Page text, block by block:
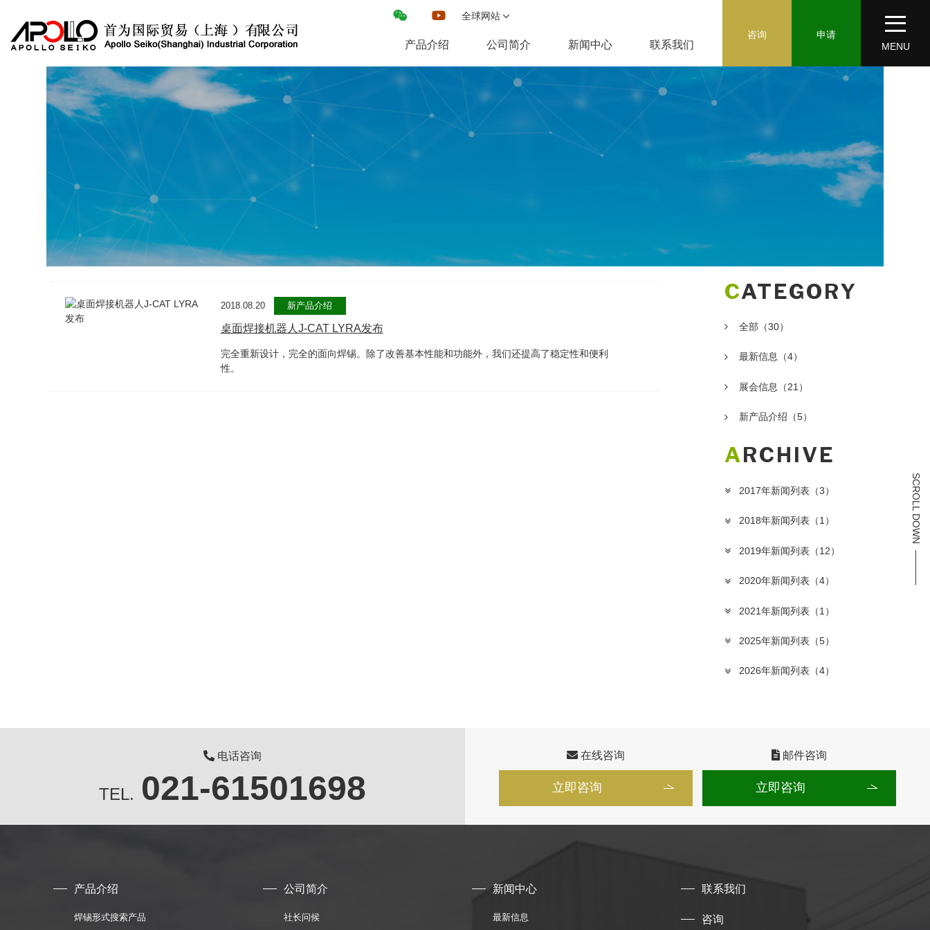
全球网站
产品介绍 公司简介 新闻中心 联系我们
咨询
申请
MENU
2018.08.20 新产品介绍
桌面焊接机器人J-CAT LYRA发布
完全重新设计，完全的面向焊锡。除了改善基本性能和功能外，我们还提高了稳定性和便利
性。
CATEGORY
全部 （30）
最新信息 （4）
展会信息 （21）
新产品介绍 （5）
ARCHIVE
2017年新闻列表 （3）
2018年新闻列表 （1）
2019年新闻列表 （12）
2020年新闻列表 （4）
2021年新闻列表 （1）
2025年新闻列表 （5）
2026年新闻列表 （4）
电话咨询
TEL. 021-61501698
在线咨询
立即咨询
邮件咨询
立即咨询
产品介绍
焊锡形式搜索产品
公司简介
社长问候
新闻中心
最新信息
联系我们
咨询
SCROLL DOWN